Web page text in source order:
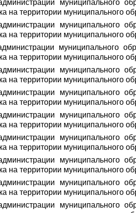
муниципального
на территории муниципального
муниципального
на территории муниципального
муниципального
на территории муниципального
муниципального
на территории муниципального
муниципального
на территории муниципального
муниципального
на территории муниципального
муниципального
на территории муниципального
муниципального
на территории муниципального
муниципального
на территории муниципального
муниципального